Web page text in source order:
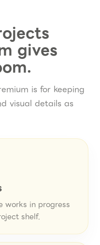
gives
is for keeping
visual details as
works in progress
shelf.